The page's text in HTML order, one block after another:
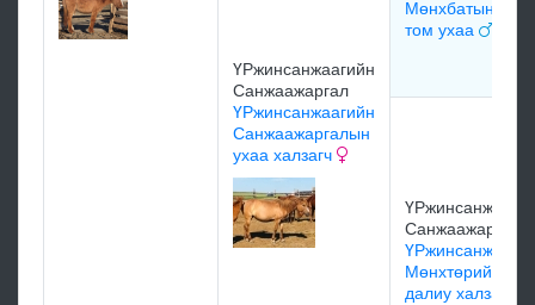
ҮРжинсанжаагийн
Санжаажаргал
ҮРжинсанжаагийн
Санжаажаргалын
ухаа халзагч
Мөнхбатын сарт
том ухаа
Санжаажаргал
Мөнхтөрийн
далиу халзагч